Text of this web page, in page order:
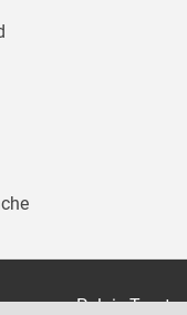
Palais